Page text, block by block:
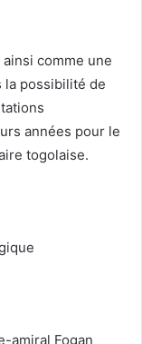
comme une
possibilité de
années pour le
togolaise.
amiral Fogan